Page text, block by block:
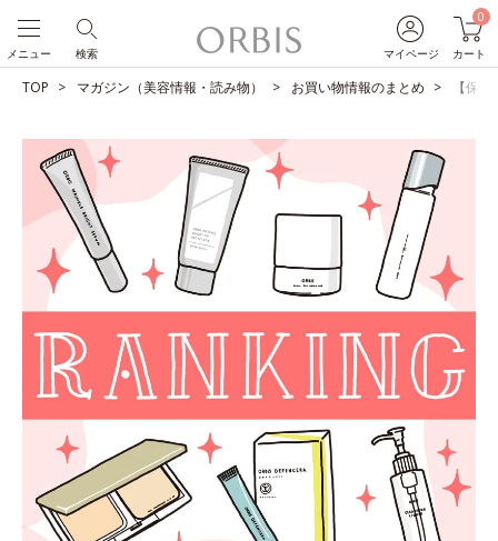
マイページ
0
カート
検索
メニュー
TOP マガジン（美容情報・読み物） お買い物情報のまとめ 【保